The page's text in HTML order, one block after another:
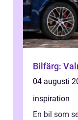
Bilfärg:
04 augusti
inspiration
En bil som